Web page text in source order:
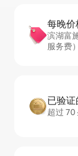
每晚价
滨湖富
服务费）
已验
超过 70